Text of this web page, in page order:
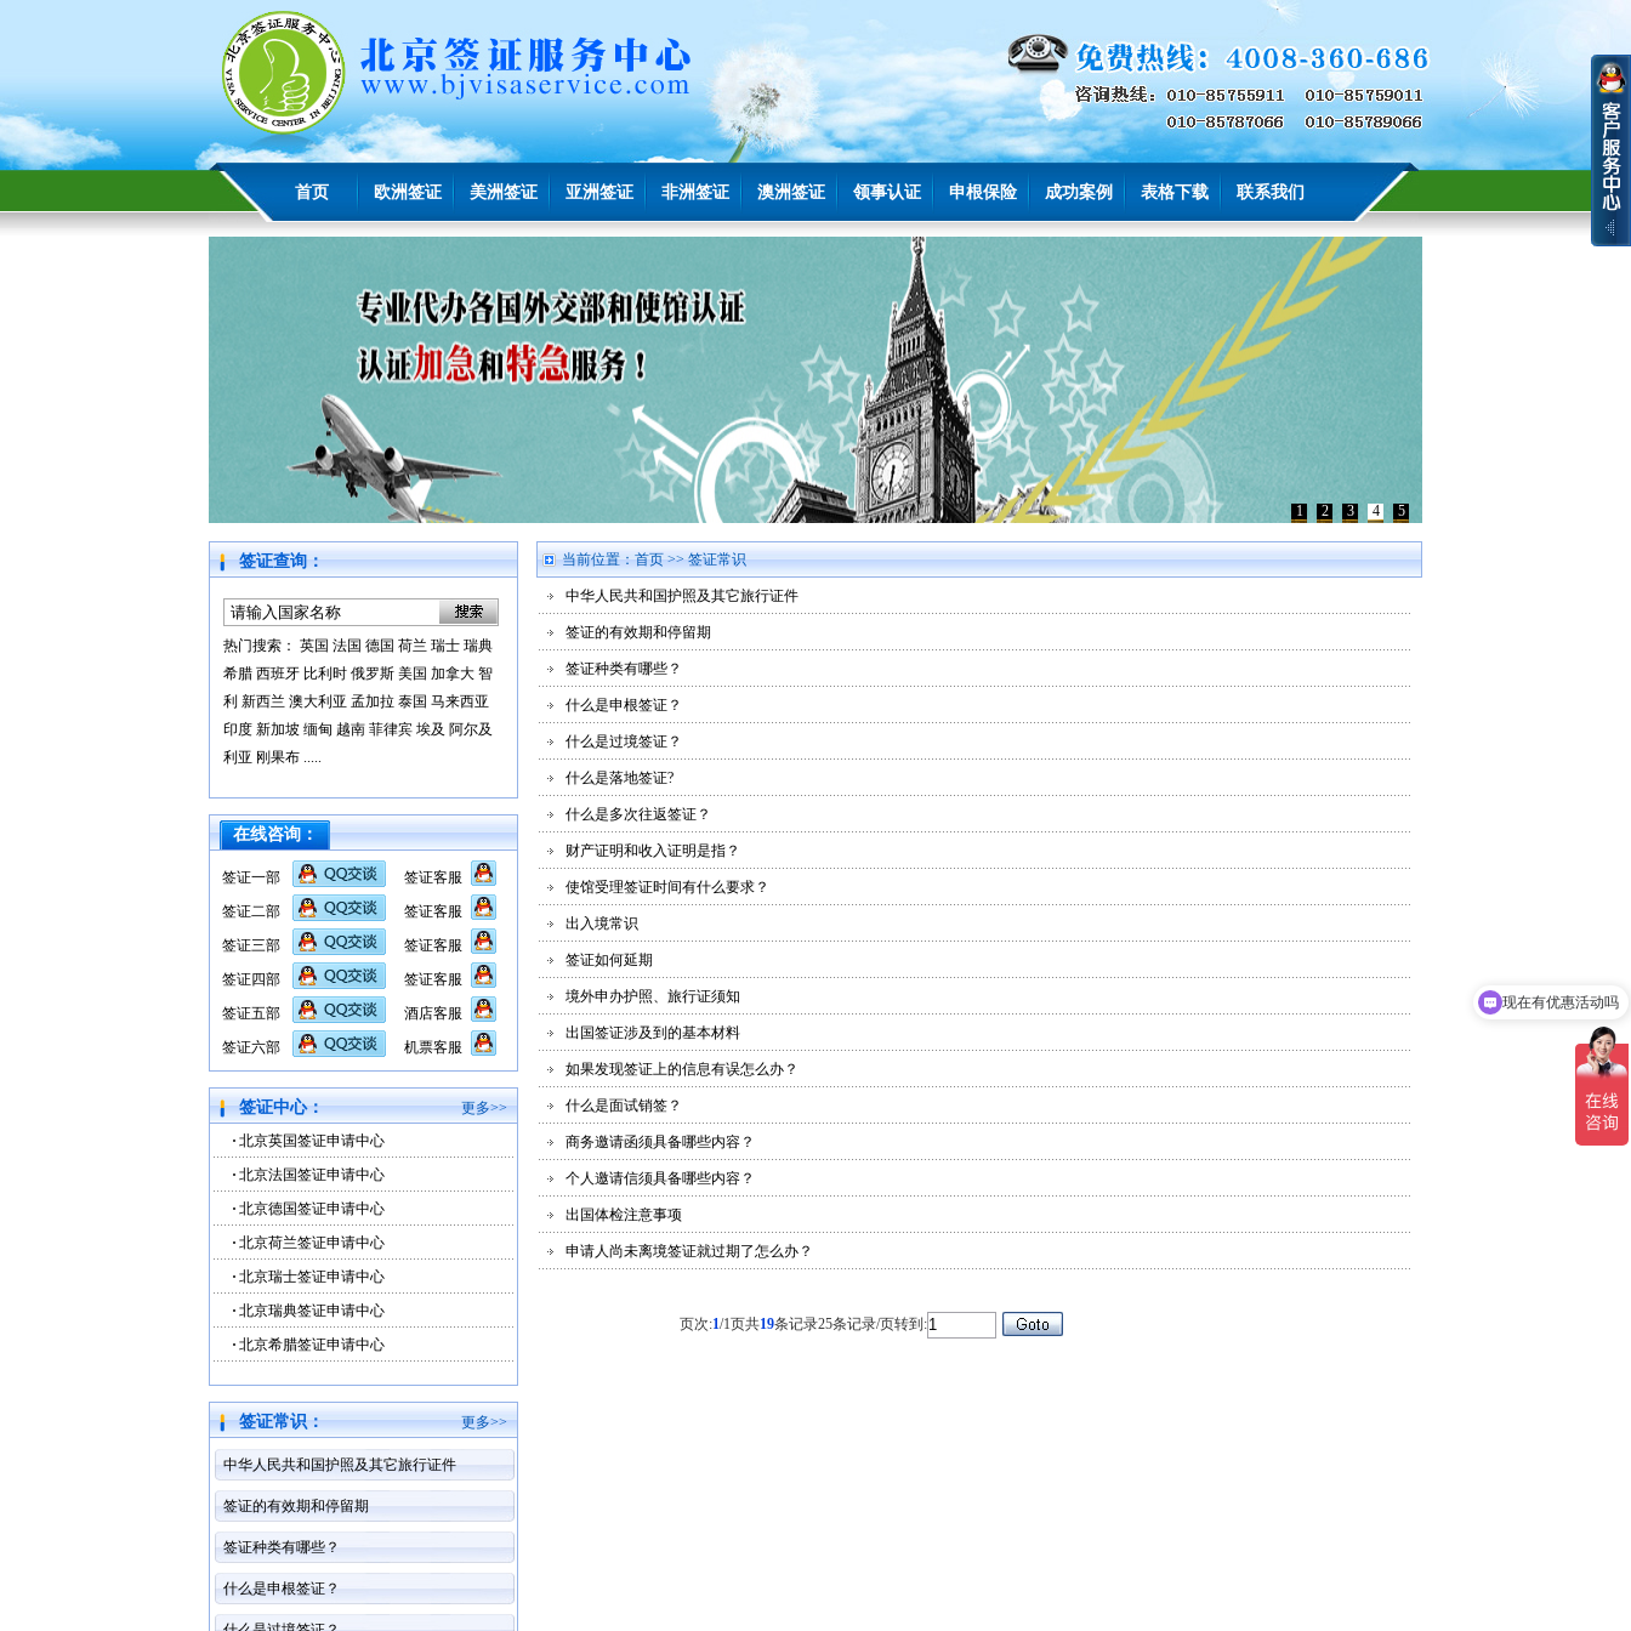
首页 欧洲签证 美洲签证 亚洲签证 非洲签证 澳洲签证 领事认证 申根保险 成功案例 表格下载 联系我们
1 2 3 4 5
签证查询：
热门搜索： 英国 法国 德国 荷兰 瑞士 瑞典
希腊 西班牙 比利时 俄罗斯 美国 加拿大 智
利 新西兰 澳大利亚 孟加拉 泰国 马来西亚
印度 新加坡 缅甸 越南 菲律宾 埃及 阿尔及
利亚 刚果布 .....
在线咨询：
签证一部
签证二部
签证三部
签证四部
签证五部
签证六部
签证客服
签证客服
签证客服
签证客服
酒店客服
机票客服
签证中心：
更多>>
北京英国签证申请中心
北京法国签证申请中心
北京德国签证申请中心
北京荷兰签证申请中心
北京瑞士签证申请中心
北京瑞典签证申请中心
北京希腊签证申请中心
签证常识： 更多>>
中华人民共和国护照及其它旅行证件
签证的有效期和停留期
签证种类有哪些？
什么是申根签证？
当前位置：首页>> 签证常识
中华人民共和国护照及其它旅行证件
签证的有效期和停留期
签证种类有哪些？
什么是申根签证？
什么是过境签证？
什么是落地签证?
什么是多次往返签证？
财产证明和收入证明是指？
使馆受理签证时间有什么要求？
出入境常识
签证如何延期
境外申办护照、旅行证须知
出国签证涉及到的基本材料
如果发现签证上的信息有误怎么办？
什么是面试销签？
商务邀请函须具备哪些内容？
个人邀请信须具备哪些内容？
出国体检注意事项
申请人尚未离境签证就过期了怎么办？
页次:1/1页共19条记录25条记录/页转到:
现在有优惠活动吗